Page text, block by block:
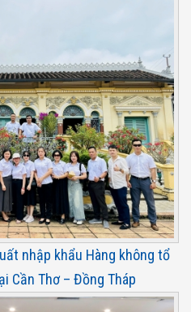
nhập khẩu Hàng không tổ
Cần Thơ – Đồng Tháp